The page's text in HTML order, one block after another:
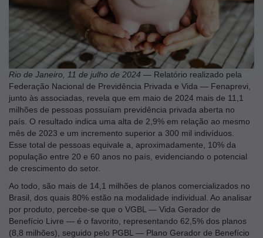
Rio de Janeiro, 11 de julho de 2024 — Relatório realizado pela
Federação Nacional de Previdência Privada e Vida — Fenaprevi,
junto às associadas, revela que em maio de 2024 mais de 11,1
milhões de pessoas possuíam previdência privada aberta no
país. O resultado indica uma alta de 2,9% em relação ao mesmo
mês de 2023 e um incremento superior a 300 mil indivíduos.
Esse total de pessoas equivale a, aproximadamente, 10% da
população entre 20 e 60 anos no país, evidenciando o potencial
de crescimento do setor.
Ao todo, são mais de 14,1 milhões de planos comercializados no
Brasil, dos quais 80% estão na modalidade individual. Ao analisar
por produto, percebe-se que o VGBL — Vida Gerador de
Benefício Livre — é o favorito, representando 62,5% dos planos
(8,8 milhões), seguido pelo PGBL — Plano Gerador de Benefício